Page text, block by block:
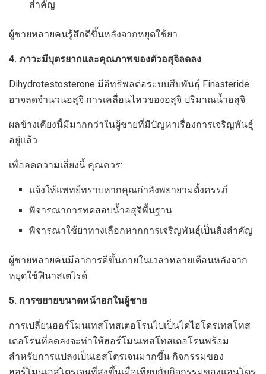
สำคัญ
ผู้ชายหลายคนรู้สึกดีขึ้นหลังจากหยุดใช้ยา
4. ภาวะมีบุตรยากและคุณภาพของตัวอสุจิลดลง
Dihydrotestosterone มีอิทธิพลต่อระบบสืบพันธุ์ Finasteride
อาจลดจำนวนอสุจิ การเคลื่อนไหวของอสุจิ ปริมาณน้ำอสุจิ
ผลข้างเคียงนี้มีมากกว่าในผู้ชายที่มีปัญหาเรื่องการเจริญพันธุ์
อยู่แล้ว
เพื่อลดความเสี่ยงนี้ คุณควร:
แจ้งให้แพทย์ทราบหากคุณกำลังพยายามตั้งครรภ์
พิจารณาการทดสอบน้ำอสุจิพื้นฐาน
พิจารณาใช้ยาทางเลือกหากการเจริญพันธุ์เป็นสิ่งสำคัญ
ผู้ชายหลายคนมีอาการดีขึ้นภายในเวลาหลายเดือนหลังจาก
หยุดใช้ฟินาสเตไรด์
5. การขยายขนาดหน้าอกในผู้ชาย
การเปลี่ยนฮอร์โมนเทสโทสเตอโรนไปเป็นไดไฮโดรเทสโทส
เตอโรนที่ลดลงจะทำให้ฮอร์โมนเทสโทสเตอโรนพร้อม
สำหรับการแปลงเป็นเอสโตรเจนมากขึ้น กิจกรรมของ
ฮอร์โมนเอสโตรเจนที่สูงขึ้นเมื่อเทียบกับกิจกรรมของแอนโดร